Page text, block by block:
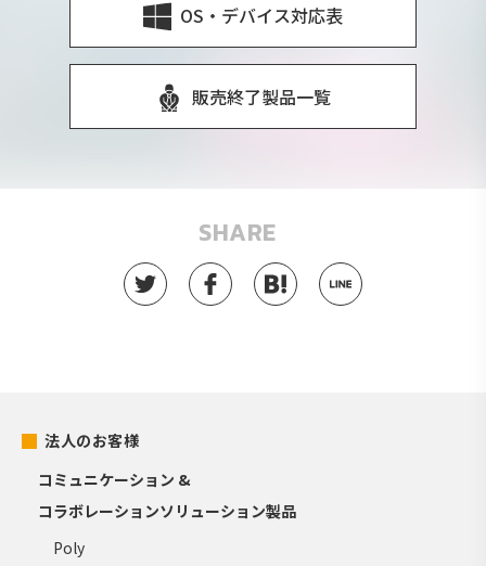
OS・デバイス対応表
販売終了製品一覧
SHARE
法人のお客様
コミュニケーション &
コラボレーションソリューション製品
Poly